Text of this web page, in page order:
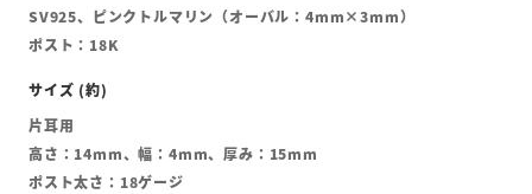
SV925、ピンクトルマリン（オーバル：4mm×3mm）
ポスト：18K
片耳用
高さ：14mm、幅：4mm、厚み：15mm
ポスト太さ：18ゲージ